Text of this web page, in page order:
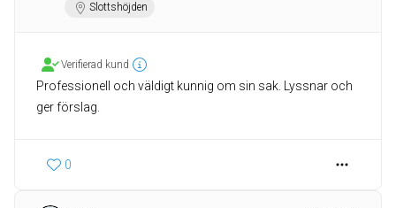
Slottshöjden
Verifierad kund
Professionell och väldigt kunnig om sin sak. Lyssnar och
ger förslag.
0